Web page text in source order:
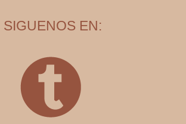
SIGUENOS EN: